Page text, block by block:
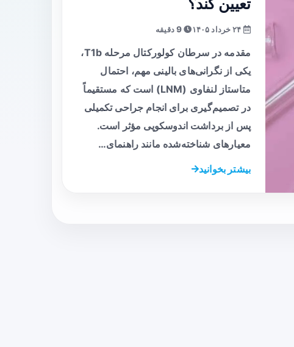
9 دقیقه
مقدمه در سرطان کولورکتال مرحله T1b،
یکی از نگرانی‌های بالینی مهم، احتمال
متاستاز لنفاوی (LNM) است که مستقیماً
در تصمیم‌گیری برای انجام جراحی تکمیلی
پس از برداشت اندوسکوپی مؤثر است.
معیارهای شناخته‌شده مانند راهنمای…
بیشتر بخوانید